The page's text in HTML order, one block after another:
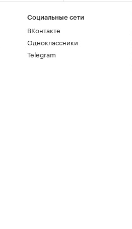
Социальные сети
ВКонтакте
Одноклассники
Telegram